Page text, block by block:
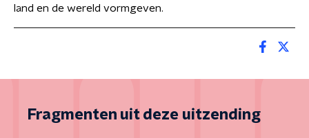
land en de wereld vormgeven.
Fragmenten uit deze uitzending